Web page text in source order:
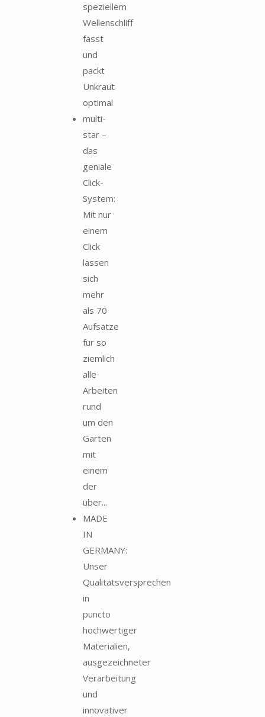
speziellem
Wellenschliff
fasst
und
packt
Unkraut
optimal
multi-
star –
das
geniale
Click-
System:
Mit nur
einem
Click
lassen
sich
mehr
als 70
Aufsätze
für so
ziemlich
alle
Arbeiten
rund
um den
Garten
mit
einem
der
über...
MADE
IN
GERMANY:
Unser
Qualitätsversprechen
in
puncto
hochwertiger
Materialien,
ausgezeichneter
Verarbeitung
und
innovativer